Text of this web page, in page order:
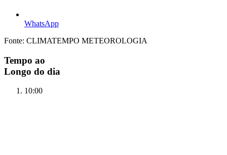
WhatsApp
Fonte: CLIMATEMPO METEOROLOGIA
Tempo ao
Longo do dia
10:00